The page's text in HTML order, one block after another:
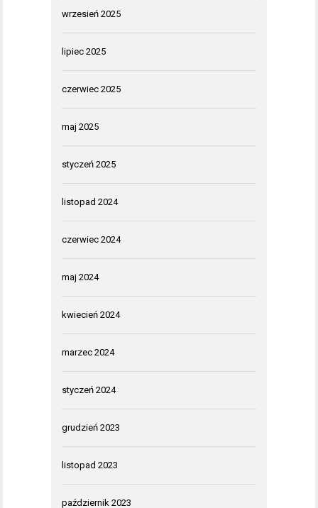
wrzesień 2025
lipiec 2025
czerwiec 2025
maj 2025
styczeń 2025
listopad 2024
czerwiec 2024
maj 2024
kwiecień 2024
marzec 2024
styczeń 2024
grudzień 2023
listopad 2023
październik 2023